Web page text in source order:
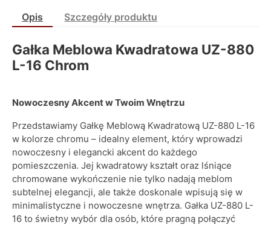
Opis Szczegóły produktu
Gałka Meblowa Kwadratowa UZ-880
L-16 Chrom
Nowoczesny Akcent w Twoim Wnętrzu
Przedstawiamy Gałkę Meblową Kwadratową UZ-880 L-16
w kolorze chromu – idealny element, który wprowadzi
nowoczesny i elegancki akcent do każdego
pomieszczenia. Jej kwadratowy kształt oraz lśniące
chromowane wykończenie nie tylko nadają meblom
subtelnej elegancji, ale także doskonale wpisują się w
minimalistyczne i nowoczesne wnętrza. Gałka UZ-880 L-
16 to świetny wybór dla osób, które pragną połączyć